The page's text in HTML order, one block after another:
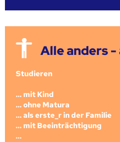
Alle anders
Studieren
... mit Kind
... ohne Matura
... als erste_r in der Familie
... mit Beeinträchtigung
...